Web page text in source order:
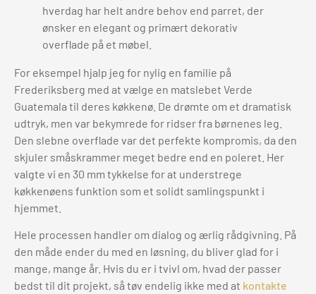
hverdag har helt andre behov end parret, der
ønsker en elegant og primært dekorativ
overflade på et møbel.
For eksempel hjalp jeg for nylig en familie på
Frederiksberg med at vælge en matslebet Verde
Guatemala til deres køkkenø. De drømte om et dramatisk
udtryk, men var bekymrede for ridser fra børnenes leg.
Den slebne overflade var det perfekte kompromis, da den
skjuler småskrammer meget bedre end en poleret. Her
valgte vi en 30 mm tykkelse for at understrege
køkkenøens funktion som et solidt samlingspunkt i
hjemmet.
Hele processen handler om dialog og ærlig rådgivning. På
den måde ender du med en løsning, du bliver glad for i
mange, mange år. Hvis du er i tvivl om, hvad der passer
bedst til dit projekt, så tøv endelig ikke med at kontakte